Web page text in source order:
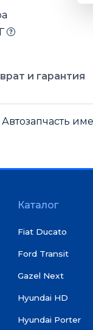
и гарантия
Каталог
Fiat Ducato
Ford Transit
Gazel Next
Hyundai HD
Hyundai Porter